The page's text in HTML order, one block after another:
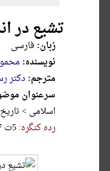
تشیع در
زبان: فارسی
نویسنده:
مترجم: دکتر
سرعنوان
اسلامی >
رده کنگره:‎B‎P‎ ‎2‎3‎9‎ ‎/‎م‎7‎ ‎ت‎5